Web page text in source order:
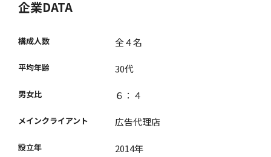
企業DATA
構成人数 全４名
平均年齢 30代
男女比 ６：４
メインクライアント 広告代理店
設立年 2014年